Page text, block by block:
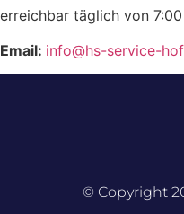
erreichbar täglich von
Email: info@hs-service-
© Copyright